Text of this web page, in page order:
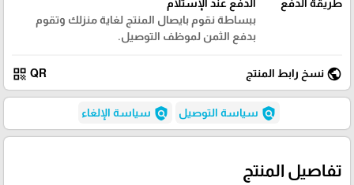
طريقة الدفع
الدفع عند الإستلام
ببساطة نقوم بايصال المنتج لغاية منزلك وتقوم
بدفع الثمن لموظف التوصيل.
public نسخ رابط المنتج QR
qr_code
policy سياسة التوصيل policy سياسة الإلغاء
تفاصيل المنتج